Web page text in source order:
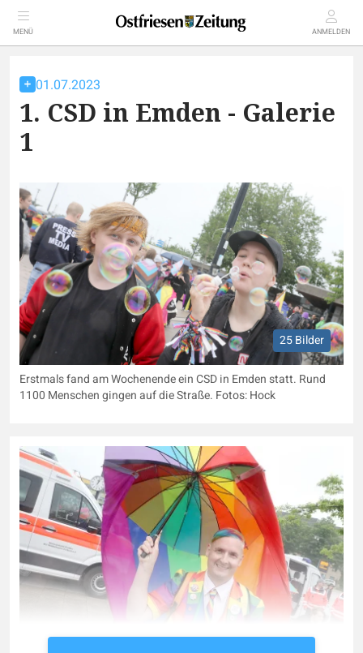
MENÜ ANMELDEN
01.07.2023
1. CSD in Emden - Galerie
1
25 Bilder
Erstmals fand am Wochenende ein CSD in Emden statt. Rund
1100 Menschen gingen auf die Straße. Fotos: Hock